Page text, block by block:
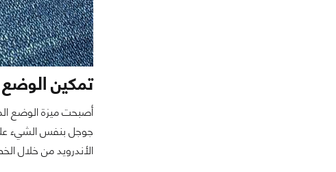
تمكين
أصبحت ميزة الوضع
جوجل بنفس الشيء
الأندرويد من خلال